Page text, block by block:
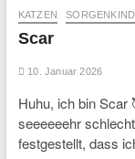
KATZEN
Scar
10. Januar 2026
Huhu, ich bin Scar
seeeeeehr
festgestellt, dass